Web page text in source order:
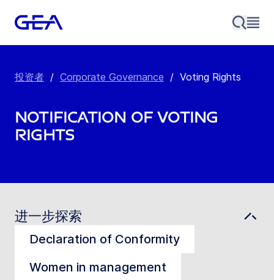
投资者 / Corporate Governance / Voting Rights
Notification of Voting
Rights
进一步探索
Declaration of Conformity
Women in management